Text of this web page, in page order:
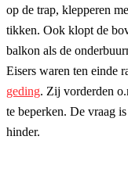
op de trap, klepperen
tikken. Ook klopt de
balkon als de
Eisers waren ten einde
geding. Zij vorderden
te beperken. De vraag
hinder.